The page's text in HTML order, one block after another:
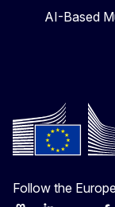
AI-Based
Follow the